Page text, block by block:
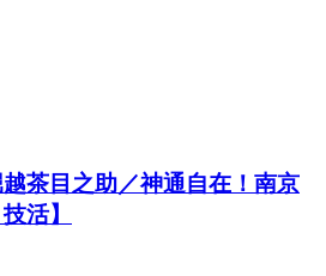
茶目之助／神通自在！南京
活】